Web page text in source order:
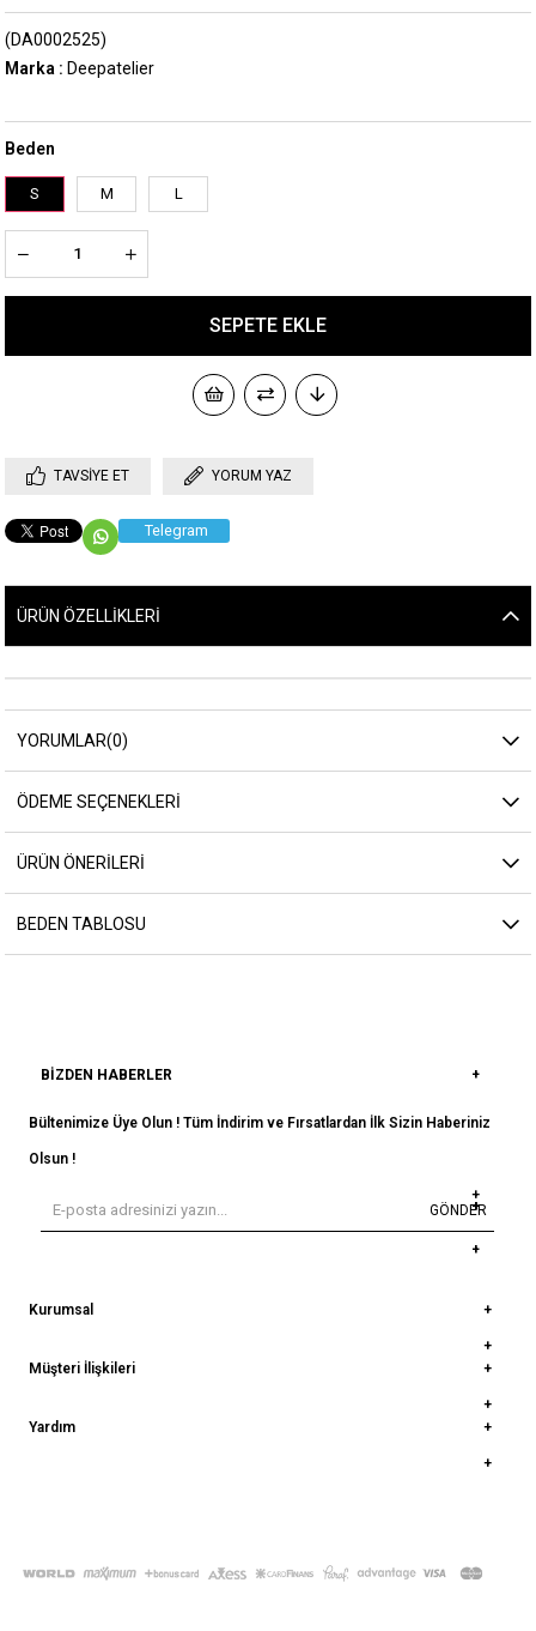
(DA0002525)
Marka : Deepatelier
Beden
S M L
TAVSIYE ET YORUM YAZ
Telegram
ÜRÜN ÖZELLIKLERI
YORUMLAR(0)
ÖDEME SEÇENEKLERI
ÜRÜN ÖNERILERI
BEDEN TABLOSU
BIZDEN HABERLER
Bültenimize Üye Olun ! Tüm İndirim ve Fırsatlardan İlk Sizin Haberiniz
Olsun !
GÖNDER
Kurumsal
Müşteri İlişkileri
Yardım